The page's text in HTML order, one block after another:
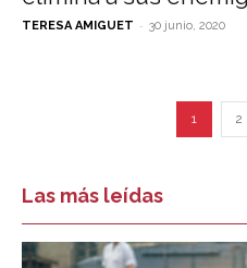
TERESA AMIGUET - 30 junio, 2020
1 2
Las más leídas